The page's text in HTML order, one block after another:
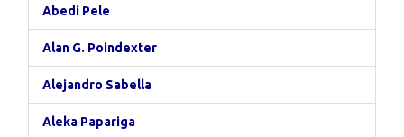
Abedi Pele
Alan G. Poindexter
Alejandro Sabella
Aleka Papariga